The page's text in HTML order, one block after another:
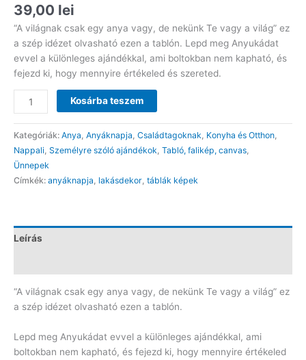
39,00 lei
“A világnak csak egy anya vagy, de nekünk Te vagy a világ” ez
a szép idézet olvasható ezen a tablón. Lepd meg Anyukádat
evvel a különleges ajándékkal, ami boltokban nem kapható, és
fejezd ki, hogy mennyire értékeled és szereted.
világnak
csak
egy
anya
vagy
tabló
Kosárba teszem
Kategóriák: Anya, Anyáknapja, Családtagoknak, Konyha és Otthon,
Nappali, Személyre szóló ajándékok, Tabló, falikép, canvas,
Ünnepek
Címkék: anyáknapja, lakásdekor, táblák képek
Leírás
“A világnak csak egy anya vagy, de nekünk Te vagy a világ” ez
a szép idézet olvasható ezen a tablón.
Lepd meg Anyukádat evvel a különleges ajándékkal, ami
boltokban nem kapható, és fejezd ki, hogy mennyire értékeled